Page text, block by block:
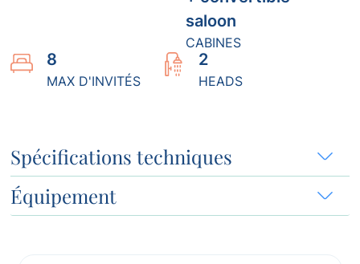
saloon
CABINES
8
MAX D'INVITÉS
2
HEADS
Spécifications techniques
Équipement